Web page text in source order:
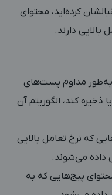
کرده‌اید، محتوای
بالایی دارند.
به‌طور مداوم پست‌های
ذخیره کند، الگوریتم آن
که نرخ تعامل بالایی
داده می‌شوند.
پیج‌هایی که به